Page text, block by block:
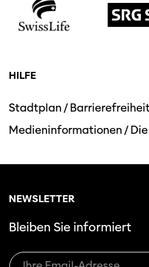
HILFE
Stadtplan /
Medieninformationen /
NEWSLETTER
Bleiben Sie informiert